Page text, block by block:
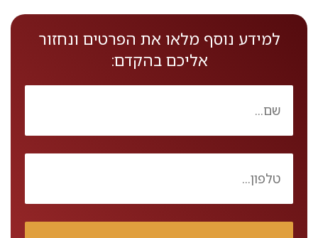
למידע נוסף מלאו את הפרטים ונחזור
אליכם בהקדם: